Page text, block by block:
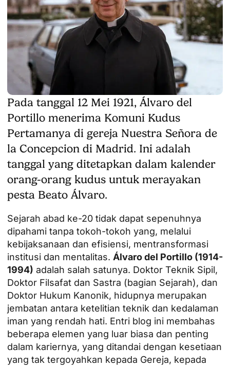
Pada tanggal 12 Mei 1921, Álvaro del
Portillo menerima Komuni Kudus
Pertamanya di gereja Nuestra Señora de
la Concepcion di Madrid. Ini adalah
tanggal yang ditetapkan dalam kalender
orang-orang kudus untuk merayakan
pesta Beato Álvaro.
Sejarah abad ke-20 tidak dapat sepenuhnya
dipahami tanpa tokoh-tokoh yang, melalui
kebijaksanaan dan efisiensi, mentransformasi
institusi dan mentalitas. Álvaro del Portillo (1914-
1994) adalah salah satunya. Doktor Teknik Sipil,
Doktor Filsafat dan Sastra (bagian Sejarah), dan
Doktor Hukum Kanonik, hidupnya merupakan
jembatan antara ketelitian teknik dan kedalaman
iman yang rendah hati. Entri blog ini membahas
beberapa elemen yang luar biasa dan penting
dalam kariernya, yang ditandai dengan kesetiaan
yang tak tergoyahkan kepada Gereja, kepada